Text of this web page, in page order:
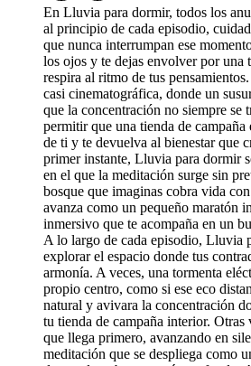
En Lluvia para dormir, todos los
al principio de cada episodio,
que nunca interrumpan ese
los ojos y te dejas envolver por una
respira al ritmo de tus
casi cinematográfica, donde un
que la concentración no siempre se
permitir que una tienda de campaña
de ti y te devuelva al bienestar que
primer instante, Lluvia para dormir
en el que la meditación surge sin
bosque que imaginas cobra vida
avanza como un pequeño maratón
inmersivo que te acompaña en un
A lo largo de cada episodio, Lluvia
explorar el espacio donde tus
armonía. A veces, una tormenta
propio centro, como si ese eco
natural y avivara la concentración
tu tienda de campaña interior. Otras
que llega primero, avanzando en
meditación que se despliega como